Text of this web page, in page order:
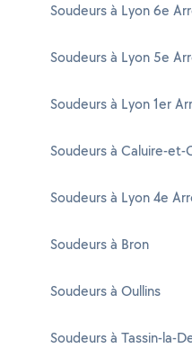
Soudeurs à Lyon 6e
Soudeurs à Lyon 5e
Soudeurs à Lyon 1er
Soudeurs à Caluire-et-
Soudeurs à Lyon 4e
Soudeurs à Bron
Soudeurs à Oullins
Soudeurs à Tassin-la-